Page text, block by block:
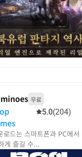
무료
5.0(204)
드는 스마트폰과 PC에서
게 즐길 수...